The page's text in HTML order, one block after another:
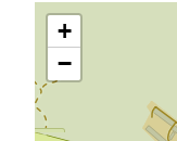
跳
图
+
−